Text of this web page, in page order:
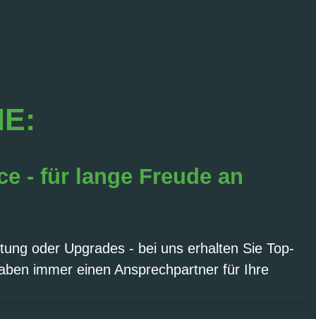
- für lange Freude an
oder Upgrades - bei uns erhalten Sie Top-
immer einen Ansprechpartner für Ihre